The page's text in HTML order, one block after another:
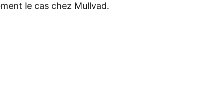
le cas chez Mullvad.